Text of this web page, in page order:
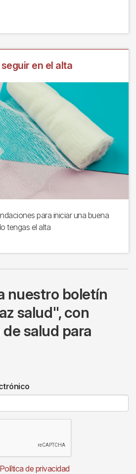
en el alta
para iniciar una buena
tengas el alta
nuestro boletín
salud", con
salud para
Política de privacidad